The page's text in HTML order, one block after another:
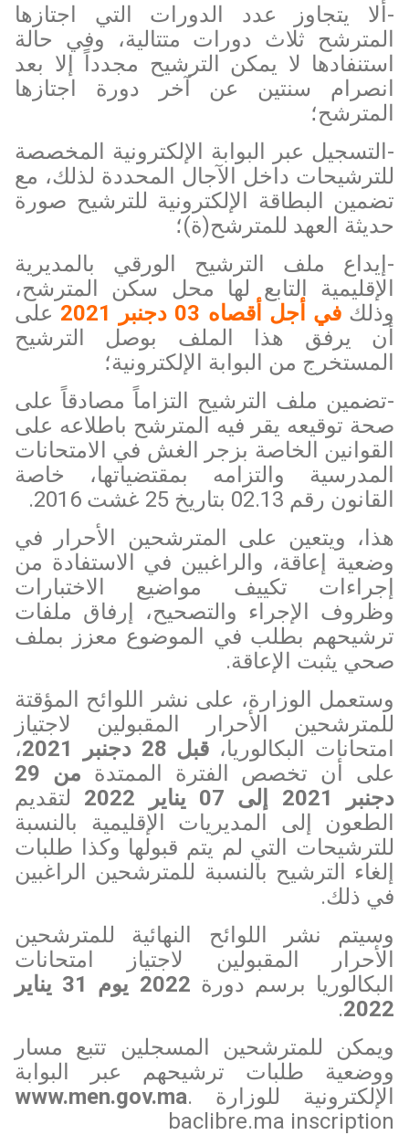
-ألا يتجاوز عدد الدورات التي اجتازها
المترشح ثلاث دورات متتالية، وفي حالة
استنفادها لا يمكن الترشيح مجدداً إلا بعد
انصرام سنتين عن آخر دورة اجتازها
المترشح؛
-التسجيل عبر البوابة الإلكترونية المخصصة
للترشيحات داخل الآجال المحددة لذلك، مع
تضمين البطاقة الإلكترونية للترشيح صورة
حديثة العهد للمترشح(ة)؛
-إيداع ملف الترشيح الورقي بالمديرية
الإقليمية التابع لها محل سكن المترشح،
وذلكفي أجل أقصاه 03 دجنبر 2021
على
أن يرفق هذا الملف بوصل الترشيح
المستخرج من البوابة الإلكترونية؛
-تضمين ملف الترشيح التزاماً مصادقاً على
صحة توقيعه يقر فيه المترشح باطلاعه على
القوانين الخاصة بزجر الغش في الامتحانات
المدرسية والتزامه بمقتضياتها، خاصة
القانون رقم 02.13 بتاريخ 25 غشت 2016.
هذا، ويتعين على المترشحين الأحرار في
وضعية إعاقة، والراغبين في الاستفادة من
إجراءات تكييف مواضيع الاختبارات
وظروف الإجراء والتصحيح، إرفاق ملفات
ترشيحهم بطلب في الموضوع معزز بملف
صحي يثبت الإعاقة.
وستعمل الوزارة، على نشر اللوائح المؤقتة
للمترشحين الأحرار المقبولين لاجتياز
امتحانات البكالوريا، قبل 28 دجنبر 2021
،
على أن تخصص الفترة الممتدة
من 29
دجنبر 2021 إلى 07 يناير 2022
لتقديم
الطعون إلى المديريات الإقليمية بالنسبة
للترشيحات التي لم يتم قبولها وكذا طلبات
إلغاء الترشيح بالنسبة للمترشحين الراغبين
في ذلك.
وسيتم نشر اللوائح النهائية للمترشحين
الأحرار المقبولين لاجتياز امتحانات
البكالوريا برسم دورة
2022 يوم 31 يناير
2022
.
ويمكن للمترشحين المسجلين تتبع مسار
ووضعية طلبات ترشيحهم عبر البوابة
الإلكترونية للوزارة
www.men.gov.ma.
baclibre.ma inscription